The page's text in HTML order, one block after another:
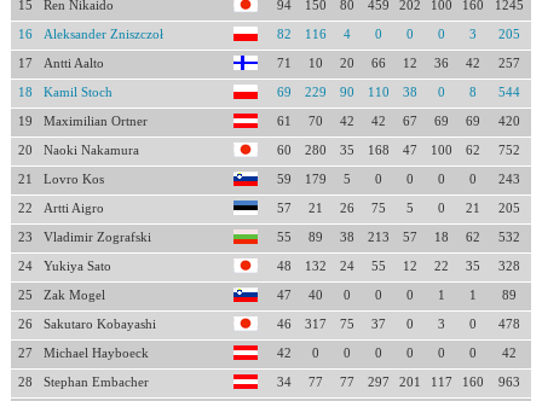
15 Ren Nikaido 94 150 80 459 202 100 160 1245
16 Aleksander Zniszczoł 82 116 4 0 0 0 3 205
17 Antti Aalto 71 10 20 66 12 36 42 257
18 Kamil Stoch 69 229 90 110 38 0 8 544
19 Maximilian Ortner 61 70 42 42 67 69 69 420
20 Naoki Nakamura 60 280 35 168 47 100 62 752
21 Lovro Kos 59 179 5 0 0 0 0 243
22 Artti Aigro 57 21 26 75 5 0 21 205
23 Vladimir Zografski 55 89 38 213 57 18 62 532
24 Yukiya Sato 48 132 24 55 12 22 35 328
25 Zak Mogel 47 40 0 0 0 1 1 89
26 Sakutaro Kobayashi 46 317 75 37 0 3 0 478
27 Michael Hayboeck 42 0 0 0 0 0 0 42
28 Stephan Embacher 34 77 77 297 201 117 160 963